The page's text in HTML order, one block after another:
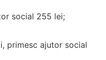
social 255 lei;
primesc ajutor social